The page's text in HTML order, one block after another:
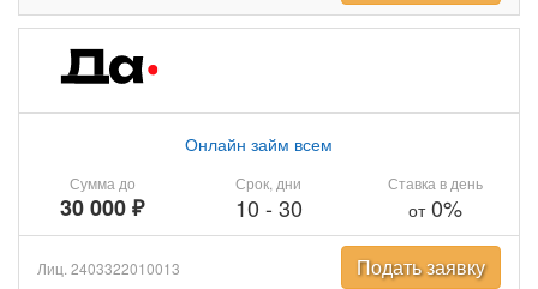
Сумма до
30 000 ₽
Онлайн займ всем
Срок, дни
10 - 30
Ставка в день
от0%
Лиц. 2403322010013 Подать заявку